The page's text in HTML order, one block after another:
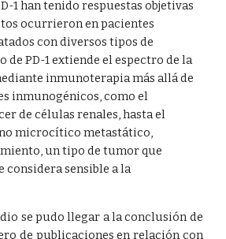
1 han tenido respuestas objetivas
ocurrieron en pacientes
con diversos tipos de
de PD-1 extiende el espectro de la
inmunoterapia más allá de
inmunogénicos, como el
de células renales, hasta el
microcítico metastático,
un tipo de tumor que
considera sensible a la
se pudo llegar a la conclusión de
de publicaciones en relación con